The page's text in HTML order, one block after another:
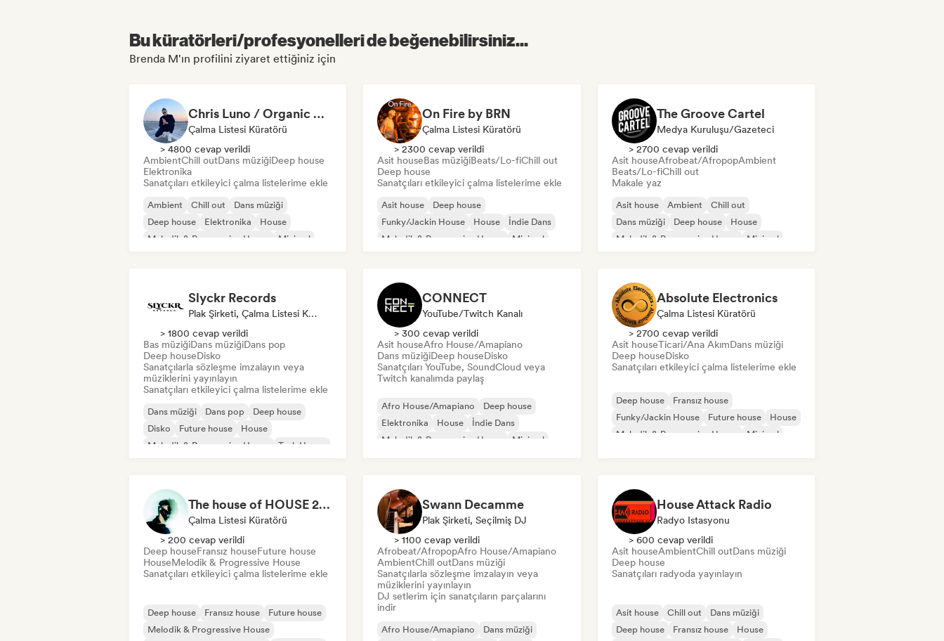
Bu küratörleri/profesyonelleri de beğenebilirsiniz...
Brenda M'ın profilini ziyaret ettiğiniz için
Chris Luno / Organic House
Çalma Listesi Küratörü
> 4800 cevap verildi
AmbientChill outDans müziğiDeep house
Elektronika
Sanatçıları etkileyici çalma listelerime ekle
Ambient Chill out
Dans müziği
Deep house
Elektronika
House
Melodik & Progressive House
Minimal
On Fire by BRN
Çalma Listesi Küratörü
> 2300 cevap verildi
Asit houseBas müziğiBeats/Lo-fiChill out
Deep house
Sanatçıları etkileyici çalma listelerime ekle
Asit house
Deep house
Funky/Jackin House
House
İndie Dans
Melodik & Progressive House
Minimal
The Groove Cartel
Medya Kuruluşu/Gazeteci
> 2700 cevap verildi
Asit houseAfrobeat/AfropopAmbient
Beats/Lo-fiChill out
Makale yaz
Asit house Ambient
Chill out
Dans müziği
Deep house
House
Melodik & Progressive House
Minimal
Slyckr Records
Plak Şirketi, Çalma Listesi Küratörü
> 1800 cevap verildi
Bas müziğiDans müziğiDans pop
Deep houseDisko
Sanatçılarla sözleşme imzalayın veya
müziklerini yayınlayın
Sanatçıları etkileyici çalma listelerime ekle
Dans müziği Dans pop
Deep house
Disko
Future house
House
Melodik & Progressive House
Tech House
CONNECT
YouTube/Twitch Kanalı
> 300 cevap verildi
Asit houseAfro House/Amapiano
Dans müziğiDeep houseDisko
Sanatçıları YouTube, SoundCloud veya
Twitch kanalımda paylaş
Afro House/Amapiano
Deep house
Elektronika
House
İndie Dans
Melodik & Progressive House
Minimal
Absolute Electronics
Çalma Listesi Küratörü
> 2700 cevap verildi
Asit houseTicari/Ana AkımDans müziği
Deep houseDisko
Sanatçıları etkileyici çalma listelerime ekle
Deep house
Fransız house
Funky/Jackin House
Future house
House
Melodik & Progressive House
Minimal
The house of HOUSE 2026 🏠 (by J.Rooms)
Çalma Listesi Küratörü
> 200 cevap verildi
Deep houseFransız houseFuture house
HouseMelodik & Progressive House
Sanatçıları etkileyici çalma listelerime ekle
Deep house Fransız house
Future house
Melodik & Progressive House
Swann Decamme
Plak Şirketi, Seçilmiş DJ
> 1100 cevap verildi
Afrobeat/AfropopAfro House/Amapiano
AmbientChill outDans müziği
Sanatçılarla sözleşme imzalayın veya
müziklerini yayınlayın
DJ setlerim için sanatçıların parçalarını
indir
Afro House/Amapiano Dans müziği
House Attack Radio
Radyo Istasyonu
> 600 cevap verildi
Asit houseAmbientChill outDans müziği
Deep house
Sanatçıları radyoda yayınlayın
Asit house Chill out
Dans müziği
Deep house
Fransız house House